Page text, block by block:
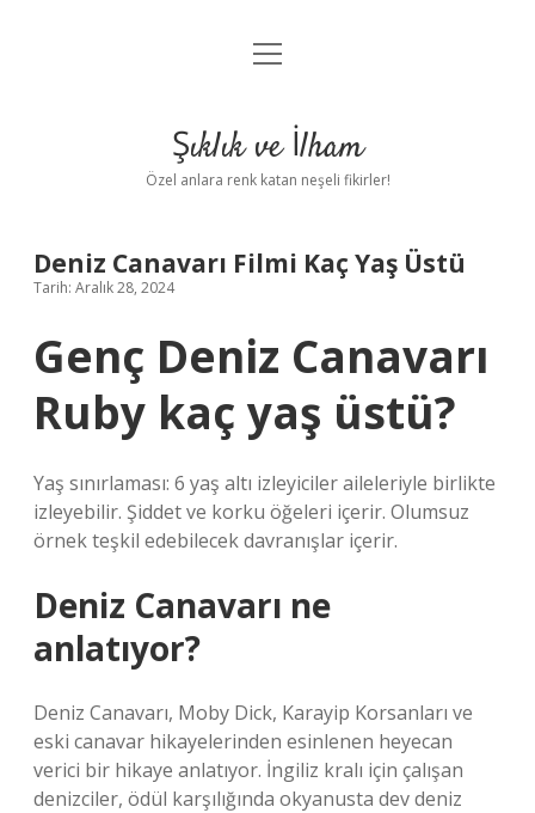
Anasayfa
Yasal Uyarı
menüyü
Şıklık ve İlham
Özel anlara renk katan neşeli fikirler!
Deniz Canavarı Filmi Kaç Yaş Üstü
Tarih: Aralık 28, 2024
Genç Deniz Canavarı
Ruby kaç yaş üstü?
Yaş sınırlaması: 6 yaş altı izleyiciler aileleriyle birlikte
izleyebilir. Şiddet ve korku öğeleri içerir. Olumsuz
örnek teşkil edebilecek davranışlar içerir.
Deniz Canavarı ne
anlatıyor?
Deniz Canavarı, Moby Dick, Karayip Korsanları ve
eski canavar hikayelerinden esinlenen heyecan
verici bir hikaye anlatıyor. İngiliz kralı için çalışan
denizciler, ödül karşılığında okyanusta dev deniz